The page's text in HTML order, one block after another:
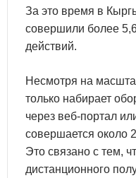
За это время в
совершили более
действий.
Несмотря на
только набирает
через веб-портал
совершается около
Это связано с тем,
дистанционного